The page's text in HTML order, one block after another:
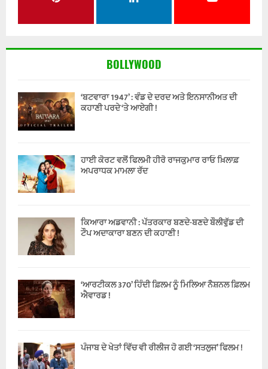
BOLLYWOOD
‘ਬਟਵਾਰਾ 1947’ : ਵੰਡ ਦੇ ਦਰਦ ਅਤੇ ਇਨਸਾਨੀਅਤ ਦੀ
ਕਹਾਣੀ ਪਰਦੇ ‘ਤੇ ਆਏਗੀ !
ਹਾਈ ਕੋਰਟ ਵਲੋਂ ਫਿਲਮੀ ਹੀਰੋ ਰਾਜਕੁਮਾਰ ਰਾਓ ਖ਼ਿਲਾਫ਼
ਅਪਰਾਧਕ ਮਾਮਲਾ ਰੱਦ
ਕਿਆਰਾ ਅਡਵਾਨੀ : ਪੱਤਰਕਾਰ ਬਣਦੇ-ਬਣਦੇ ਬੌਲੀਵੁੱਡ ਦੀ
ਟੌਪ ਅਦਾਕਾਰਾ ਬਣਨ ਦੀ ਕਹਾਣੀ !
‘ਆਰਟੀਕਲ 370’ ਹਿੰਦੀ ਫ਼ਿਲਮ ਨੂੰ ਮਿਲਿਆ ਨੈਸ਼ਨਲ ਫ਼ਿਲਮ
ਐਵਾਰਡ !
ਪੰਜਾਬ ਦੇ ਖੇਤਾਂ ਵਿੱਚ ਵੀ ਰੀਲੀਜ ਹੋ ਗਈ ‘ਸਤਲੁਜ’ ਫਿਲਮ !